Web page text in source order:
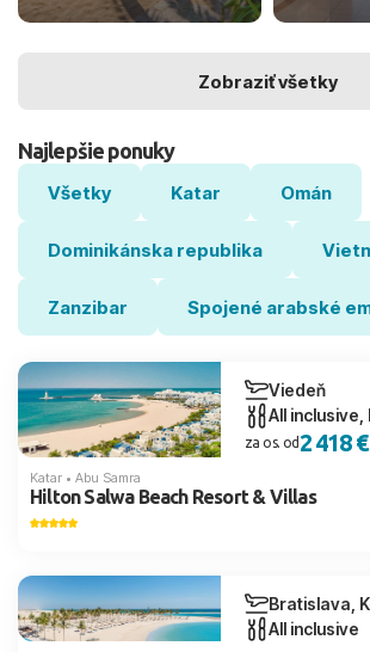
Zobraziť všetky
Najlepšie ponuky
Všetky Katar Omán
Dominikánska republika
Zanzibar Spojené arabské
Katar • Abu Samra
Hilton Salwa Beach Resort & Villas
Viedeň
All
za os. od 2 418 €
Bratislava,
All inclusive